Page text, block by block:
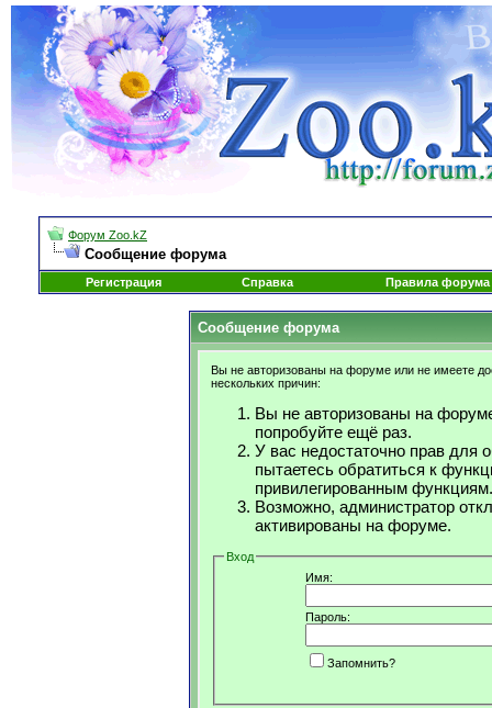
Форум Zoo.kZ
Сообщение форума
Регистрация Справка Правила форума
Сообщение форума
Вы не авторизованы на форуме или не имеете
нескольких причин:
Вы не авторизованы на
попробуйте ещё раз.
У вас недостаточно прав для
пытаетесь обратиться к
привилегированным функциям.
Возможно, администратор
активированы на форуме.
Вход
Имя:
Пароль:
Запомнить?